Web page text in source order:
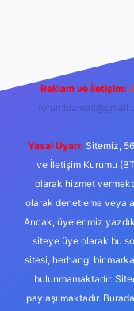
Reklam ve İletişim:
Yasal Uyarı: Sitemiz,
ve İletişim Kurumu
olarak hizmet
olarak denetleme veya
Ancak, üyelerimiz
siteye üye olarak bu
sitesi, herhangi bir
bulunmamaktadır.
paylaşılmaktadır.